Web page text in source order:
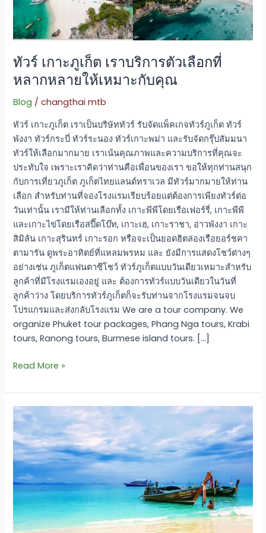
ทัวร์ เกาะภูเก็ต เราบริการตัวเลือกที่
หลากหลายให้เหมาะกับคุณ
Blog /changthai mtb
ทัวร์ เกาะภูเก็ต เราเป็นบริษัททัวร์ รับจัดแพ็คเกจทัวร์ภูเก็ต ทัวร์
พังงา ทัวร์กระบี่ ทัวร์ระนอง ทัวร์เกาะพม่า และรับจัดกรุ๊ปสัมมนา
ทัวร์ให้เลือกมากมาย เราเน้นคุณภาพและความบริการที่คุณจะ
ประทับใจ เพราะเราคิดว่าท่านคือเพื่อนของเรา ขอให้ทุกท่านสนุก
กับการเที่ยวภูเก็ต ภูเก็ตไทยแลนด์ทราเวล มีทัวร์มากมายให้ท่าน
เลือก สำหรับท่านที่จองโรงแรมเรียบร้อยแต่ต้องการเพียงทัวร์ต่อ
วันเท่านั้น เรามีให้ท่านเลือกทั้ง เกาะพีพีโดยเรือเฟอร์รี่, เกาะพีพี
และเกาะไข่โดยเรือสปี๊ดโบ๊ท, เกาะเฮ, เกาะราชา, อ่าวพังงา เกาะ
สิมิลัน เกาะสุรินทร์ เกาะรอก หรือจะเป็นยอดฮิตล่องเรือยอร์ชคา
ตามารัน ดูพระอาทิตย์ที่แหลมพรหม และ ยังมีการแสดงโชว์ต่างๆ
อย่างเช่น ภูเก็ตแฟนตาซีโชว์ ทัวร์ภูเก็ตแบบวันเดียวเหมาะสำหรับ
ลูกค้าที่มีโรงแรมเองอยู่ และ ต้องการทัวร์แบบวันเดียวในวันที่
ลูกค้าว่าง โดยบริการทัวร์ภูเก็ตก็จะรับท่านจากโรงแรมจนจบ
โปรแกรมและส่งกลับโรงแรม We are a tour company. We
organize Phuket tour packages, Phang Nga tours, Krabi
tours, Ranong tours, Burmese island tours. […]
Read More »
ทัวร์
แพ็คเกจ
ทัวร์
ภูเก็ต
ทัวร์
เที่ยว
ภูเก็ต1
วัน